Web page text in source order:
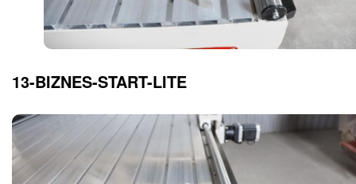
13-BIZNES-START-LITE